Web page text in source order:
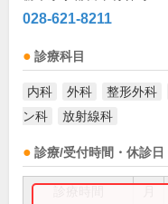
028-621-8211
診療科目
内科 外科 整形外科
ン科
放射線科
診療/受付時間・休診日